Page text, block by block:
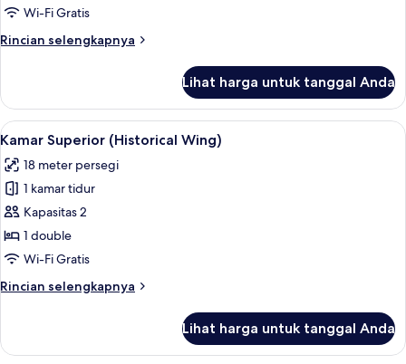
Wi-Fi Gratis
Rincian selengkapnya
Rincian
Suite
Junior
Lihat harga untuk tanggal Anda
Lihat
semua
foto
untuk
Kamar
Superior
(Historical
Kamar Superior (Historical Wing) |
7
Kamar Superior (Historical Wing)
18 meter persegi
1 kamar tidur
Kapasitas 2
1 double
Wi-Fi Gratis
Rincian selengkapnya
Rincian
Kamar
Lihat harga untuk tanggal Anda